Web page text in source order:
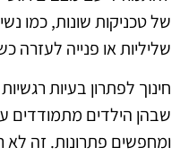
של טכניקות שונות, כמו
שליליות או פנייה לעזרה
חינוך לפתרון בעיות
שבהן הילדים מתמודדים
ומחפשים פתרונות. זה לא